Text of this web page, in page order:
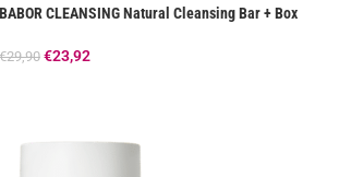
BABOR CLEANSING Natural Cleansing Bar + Box
€29,90 €23,92